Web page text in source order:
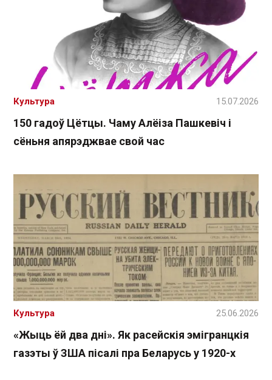
150 гадоў Цётцы. Чаму Алёіза Пашкевіч і
сёньня апярэджвае свой час
Культура 15.07.2026
«Жыць ёй два дні». Як расейскія эмігранцкія
газэты ў ЗША пісалі пра Беларусь у 1920-х
Культура 25.06.2026